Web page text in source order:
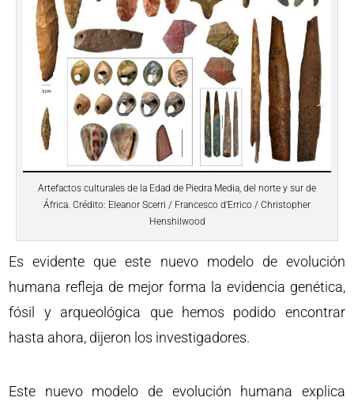
Artefactos culturales de la Edad de Piedra Media, del norte y sur de
África. Crédito: Eleanor Scerri / Francesco d’Errico / Christopher
Henshilwood
Es evidente que este nuevo modelo de evolución
humana refleja de mejor forma la evidencia genética,
fósil y arqueológica que hemos podido encontrar
hasta ahora, dijeron los investigadores.
Este nuevo modelo de evolución humana explica